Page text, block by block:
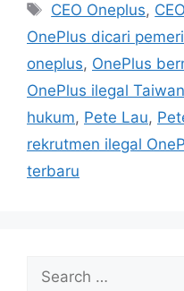
e
g
o
r
i
s
T
a
s
CEO Oneplus,
OnePlus dicari
oneplus, OnePlus
OnePlus ilegal Taiwan
hukum, Pete Lau,
rekrutmen ilegal
terbaru